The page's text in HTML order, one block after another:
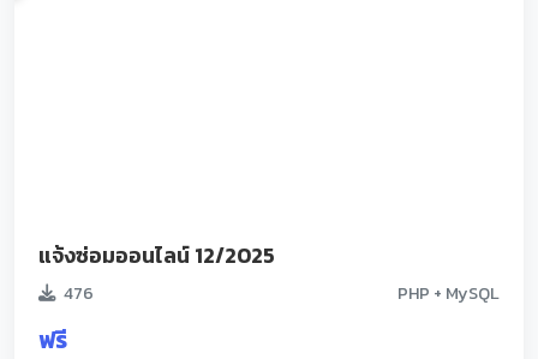
แจ้งซ่อมออนไลน์ 12/2025
476 PHP + MySQL
ฟรี